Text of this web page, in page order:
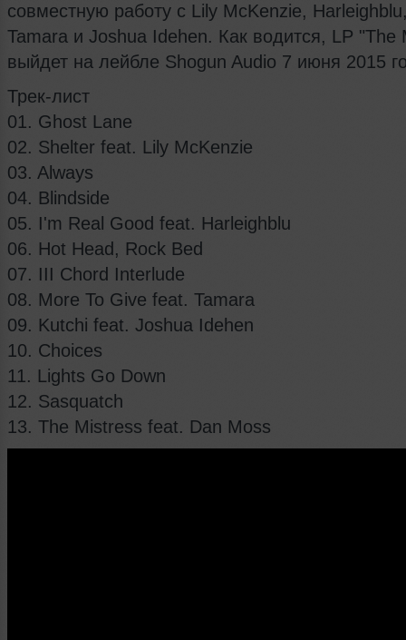
совместную работу с Lily McKenzie,
Tamara и Joshua Idehen. Как водится, LP "The
выйдет на лейбле Shogun Audio 7 июня 2015
Трек-лист
01. Ghost Lane
02. Shelter feat. Lily McKenzie
03. Always
04. Blindside
05. I'm Real Good feat. Harleighblu
06. Hot Head, Rock Bed
07. III Chord Interlude
08. More To Give feat. Tamara
09. Kutchi feat. Joshua Idehen
10. Choices
11. Lights Go Down
12. Sasquatch
13. The Mistress feat. Dan Moss